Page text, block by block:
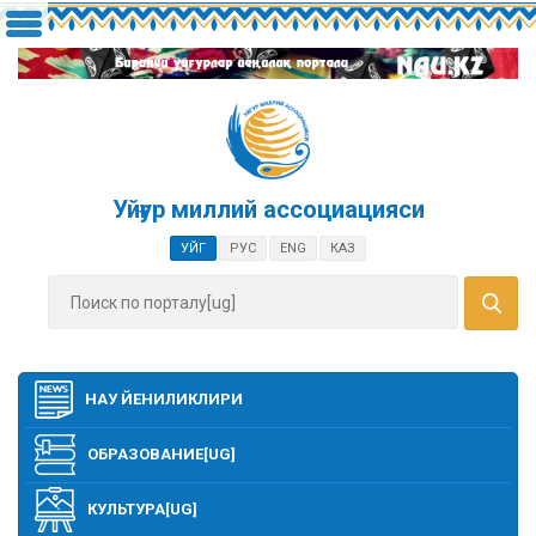
Уйғур миллий ассоциацияси
УЙГ РУС ENG КАЗ
НАУ ЙЕНИЛИКЛИРИ
ОБРАЗОВАНИЕ[UG]
КУЛЬТУРА[UG]